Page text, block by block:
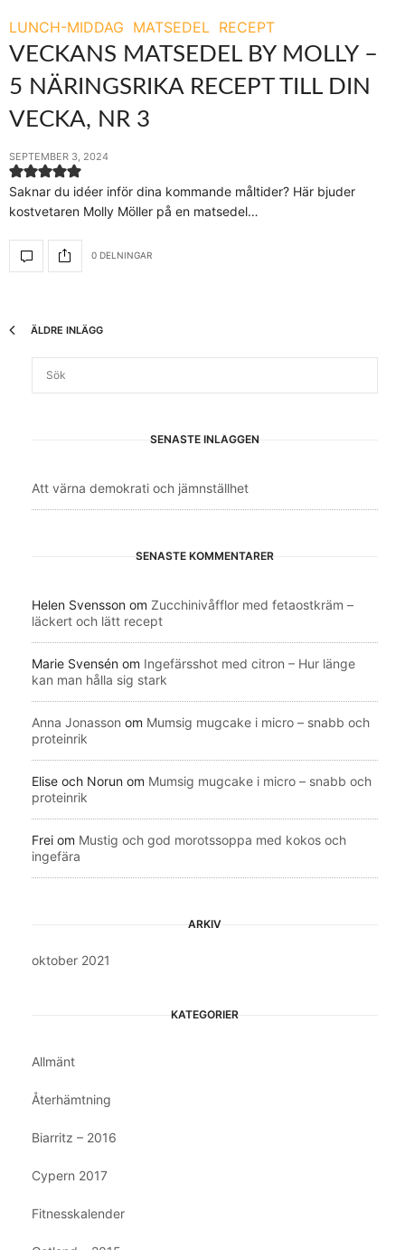
LUNCH-MIDDAG MATSEDEL RECEPT
VECKANS MATSEDEL BY MOLLY –
5 NÄRINGSRIKA RECEPT TILL DIN
VECKA, NR 3
SEPTEMBER 3, 2024
Saknar du idéer inför dina kommande måltider? Här bjuder
kostvetaren Molly Möller på en matsedel…
0 DELNINGAR
ÄLDRE INLÄGG
SENASTE INLÄGGEN
Att värna demokrati och jämnställhet
SENASTE KOMMENTARER
Helen Svensson om Zucchinivåfflor med fetaostkräm –
läckert och lätt recept
Marie Svensén om Ingefärsshot med citron – Hur länge
kan man hålla sig stark
Anna Jonasson om Mumsig mugcake i micro – snabb och
proteinrik
Elise och Norun om Mumsig mugcake i micro – snabb och
proteinrik
Frei om Mustig och god morotssoppa med kokos och
ingefära
ARKIV
oktober 2021
KATEGORIER
Allmänt
Återhämtning
Biarritz – 2016
Cypern 2017
Fitnesskalender